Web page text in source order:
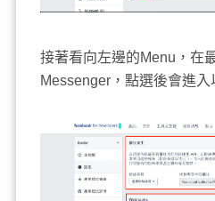
接著看向左邊的Menu，在
Messenger，點選後會進入